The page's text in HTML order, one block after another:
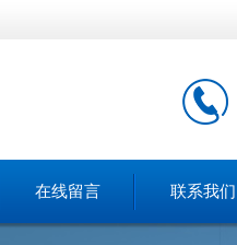
在线留言 联系我们